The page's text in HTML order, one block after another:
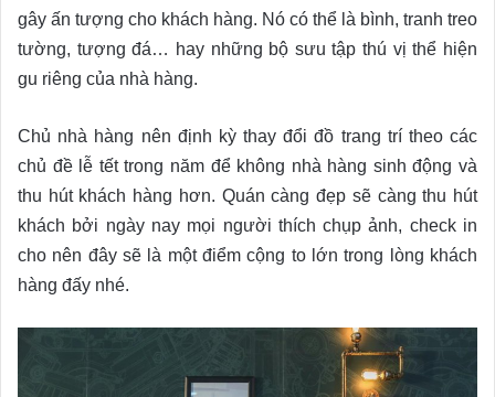
gây ấn tượng cho khách hàng. Nó có thể là bình, tranh treo
tường, tượng đá… hay những bộ sưu tập thú vị thể hiện
gu riêng của nhà hàng.
Chủ nhà hàng nên định kỳ thay đổi đồ trang trí theo các
chủ đề lễ tết trong năm để không nhà hàng sinh động và
thu hút khách hàng hơn. Quán càng đẹp sẽ càng thu hút
khách bởi ngày nay mọi người thích chụp ảnh, check in
cho nên đây sẽ là một điểm cộng to lớn trong lòng khách
hàng đấy nhé.